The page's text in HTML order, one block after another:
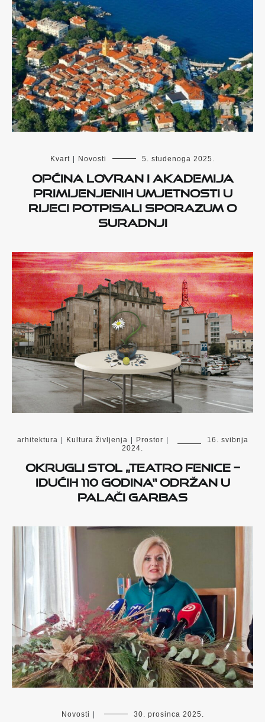
Kvart Novosti 5. studenoga 2025.
Općina Lovran i Akademija
primijenjenih umjetnosti u
Rijeci potpisali sporazum o
suradnji
arhitektura Kultura življenja Prostor
16. svibnja
2024.
Okrugli stol „Teatro Fenice –
Idućih 110 godina“ održan u
Palači Garbas
Novosti 30. prosinca 2025.